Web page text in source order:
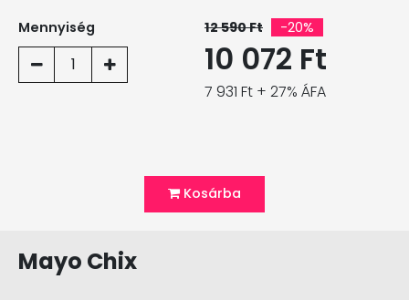
Mennyiség
1
12 590 Ft -20%
10 072 Ft
7 931 Ft + 27% ÁFA
Kosárba
Mayo Chix